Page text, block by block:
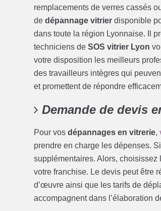
remplacements de verres cassés
dedépannage vitrier disponible
dans toute la région Lyonnaise. Il
techniciens deSOS vitrier Lyon
votre disposition les meilleurs
des travailleurs intègres qui
et promettent de répondre
Demande de devis
Pour vosdépannages en vitrerie,
prendre en charge les dépenses.
supplémentaires. Alors,
votre franchise. Le devis peut être
d’œuvre ainsi que les tarifs de
accompagnent dans l’élaboration